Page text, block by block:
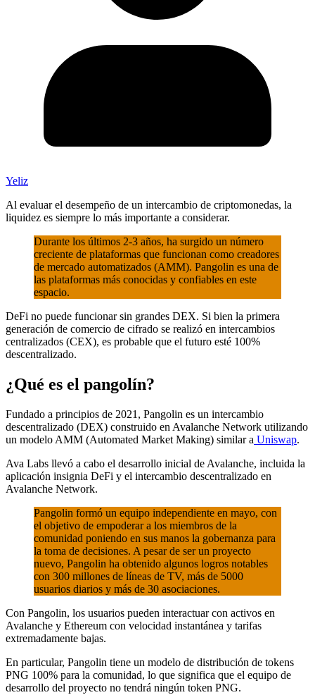
Yeliz
Al evaluar el desempeño de un intercambio de criptomonedas, la
liquidez es siempre lo más importante a considerar.
Durante los últimos 2-3 años, ha surgido un número
creciente de plataformas que funcionan como creadores
de mercado automatizados (AMM). Pangolin es una de
las plataformas más conocidas y confiables en este
espacio.
DeFi no puede funcionar sin grandes DEX. Si bien la primera
generación de comercio de cifrado se realizó en intercambios
centralizados (CEX), es probable que el futuro esté 100%
descentralizado.
¿Qué es el pangolín?
Fundado a principios de 2021, Pangolin es un intercambio
descentralizado (DEX) construido en Avalanche Network utilizando
un modelo AMM (Automated Market Making) similar a Uniswap.
Ava Labs llevó a cabo el desarrollo inicial de Avalanche, incluida la
aplicación insignia DeFi y el intercambio descentralizado en
Avalanche Network.
Pangolin formó un equipo independiente en mayo, con
el objetivo de empoderar a los miembros de la
comunidad poniendo en sus manos la gobernanza para
la toma de decisiones. A pesar de ser un proyecto
nuevo, Pangolin ha obtenido algunos logros notables
con 300 millones de líneas de TV, más de 5000
usuarios diarios y más de 30 asociaciones.
Con Pangolin, los usuarios pueden interactuar con activos en
Avalanche y Ethereum con velocidad instantánea y tarifas
extremadamente bajas.
En particular, Pangolin tiene un modelo de distribución de tokens
PNG 100% para la comunidad, lo que significa que el equipo de
desarrollo del proyecto no tendrá ningún token PNG.